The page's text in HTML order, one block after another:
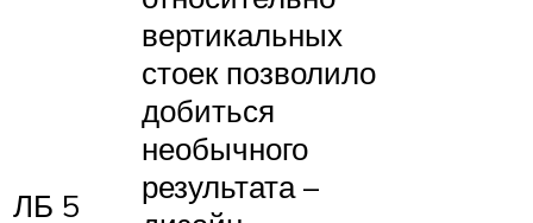
ЛБ 5
вертикальных
стоек позволило
добиться
необычного
результата –